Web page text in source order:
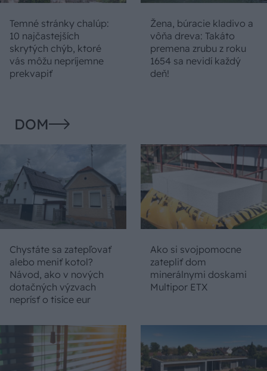
Temné stránky chalúp:
10 najčastejších
skrytých chýb, ktoré
vás môžu nepríjemne
prekvapiť
Žena, búracie kladivo a
vôňa dreva: Takáto
premena zrubu z roku
1654 sa nevidí každý
deň!
DOM
Chystáte sa zatepľovať
alebo meniť kotol?
Návod, ako v nových
dotačných výzvach
neprísť o tisíce eur
Ako si svojpomocne
zatepliť dom
minerálnymi doskami
Multipor ETX